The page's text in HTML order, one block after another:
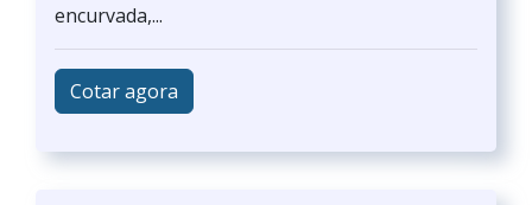
encurvada,...
Cotar agora